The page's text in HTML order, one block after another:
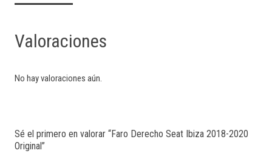
Valoraciones
No hay valoraciones aún.
Sé el primero en valorar “Faro Derecho Seat Ibiza 2018-2020
Original”